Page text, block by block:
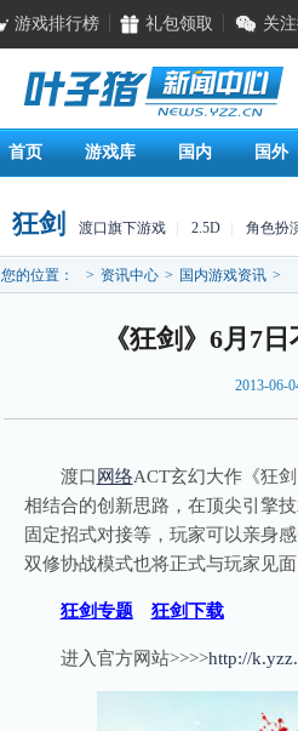
游戏排行榜 礼包领取 关
首页 游戏库 国内 国外
狂剑 渡口旗下游戏 2.5D 角色扮
您的位置： > 资讯中心 > 国内游戏资讯 >
《狂剑》6月7
2013-06-
渡口 网络ACT玄幻大作《狂
相结合的创新思路，在顶尖引擎
固定招式对接等，玩家可以亲身
双修协战模式也将正式与玩家见
狂剑专题 狂剑下载
进入官方网站>>>>http://